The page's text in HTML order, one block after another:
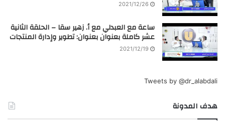
2021/12/26
ساعة مع العبدلي مع أ. زهير سقا – الحلقة الثانية
عشر كاملة بعنوان بعنوان: تطوير وإدارة المنتجات
2021/12/19
Tweets by @dr_alabdali
هدف المدونة